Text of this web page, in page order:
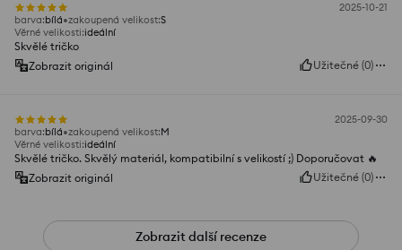
2025-10-21
barva:bílá zakoupená velikost:S
Věrné velikosti:ideální
Skvělé tričko
Zobrazit originál
Užitečné (0)
2025-09-30
barva:bílá zakoupená velikost:M
Věrné velikosti:ideální
Skvělé tričko. Skvělý materiál, kompatibilní s velikostí ;) Doporučovat 🔥
Zobrazit originál
Užitečné (0)
Zobrazit další recenze